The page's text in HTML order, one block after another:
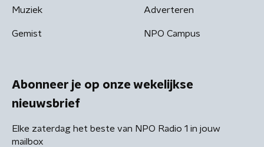
Muziek
Gemist
Adverteren
NPO Campus
Abonneer je op onze wekelijkse
nieuwsbrief
Elke zaterdag het beste van NPO Radio 1 in jouw
mailbox